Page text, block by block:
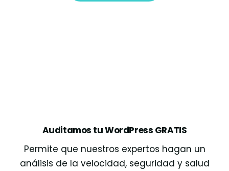
Auditamos tu WordPress GRATIS
Permite que nuestros expertos hagan un
análisis de la velocidad, seguridad y salud